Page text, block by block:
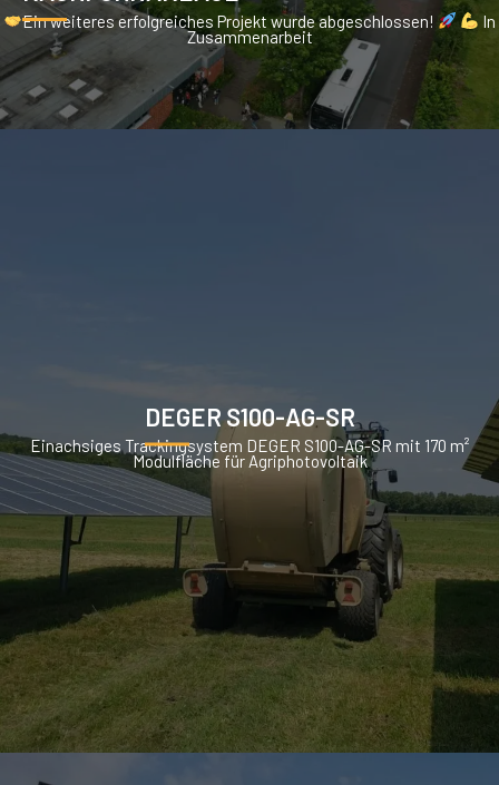
Ein weiteres erfolgreiches Projekt wurde abgeschlossen!
In
Zusammenarbeit
DEGER S100-AG-SR
Einachsiges Trackingsystem DEGER S100-AG-SR mit 170 m²
Modulfläche für Agriphotovoltaik